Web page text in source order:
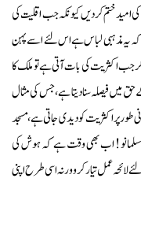
امید ختم کردیں کیونکہ جب اقلیت کی
کہ یہ مذہبی لباس ہے اس لئے اسے پہن
اکثریت کی بات آتی ہے تو ملک کا
حق میں فیصلہ سنادیتا ہے ، جس کی مثال
طور پر اکثریت کو دیدی جاتی ہے ، مسجد
مسلمانو ! اب بھی وقت ہے کہ ہوش کی
لائحہ عمل تیار کرو ورنہ اسی طرح اپنی